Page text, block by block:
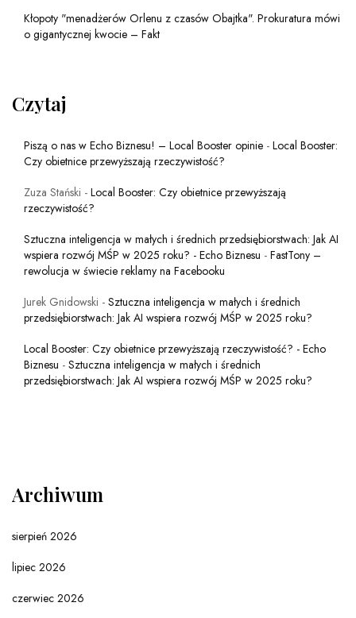
Kłopoty "menadżerów Orlenu z czasów Obajtka". Prokuratura mówi
o gigantycznej kwocie – Fakt
Czytaj
Piszą o nas w Echo Biznesu! – Local Booster opinie - Local Booster:
Czy obietnice przewyższają rzeczywistość?
Zuza Stański - Local Booster: Czy obietnice przewyższają
rzeczywistość?
Sztuczna inteligencja w małych i średnich przedsiębiorstwach: Jak AI
wspiera rozwój MŚP w 2025 roku? - Echo Biznesu - FastTony –
rewolucja w świecie reklamy na Facebooku
Jurek Gnidowski - Sztuczna inteligencja w małych i średnich
przedsiębiorstwach: Jak AI wspiera rozwój MŚP w 2025 roku?
Local Booster: Czy obietnice przewyższają rzeczywistość? - Echo
Biznesu - Sztuczna inteligencja w małych i średnich
przedsiębiorstwach: Jak AI wspiera rozwój MŚP w 2025 roku?
Archiwum
sierpień 2026
lipiec 2026
czerwiec 2026